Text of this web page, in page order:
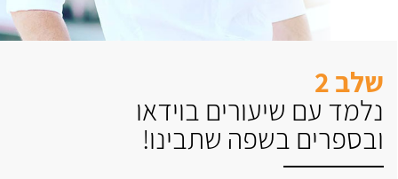
שלב 2
נלמד עם שיעורים בוידאו
ובספרים בשפה שתבינו!